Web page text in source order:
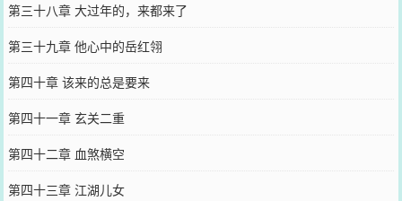
第三十八章 大过年的，来都来了
第三十九章 他心中的岳红翎
第四十章 该来的总是要来
第四十一章 玄关二重
第四十二章 血煞横空
第四十三章 江湖儿女